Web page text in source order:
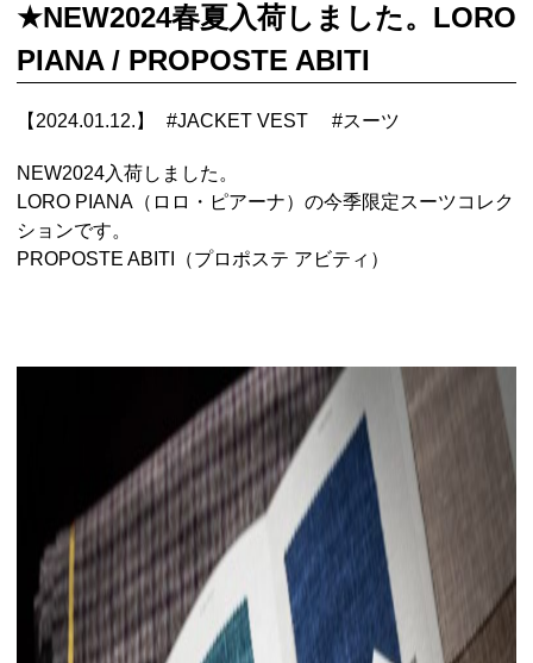
★NEW2024春夏入荷しました。LORO
PIANA / PROPOSTE ABITI
【2024.01.12.】 #JACKET VEST #スーツ
NEW2024入荷しました。
LORO PIANA（ロロ・ピアーナ）の今季限定スーツコレク
ションです。
PROPOSTE ABITI（プロポステ アビティ）